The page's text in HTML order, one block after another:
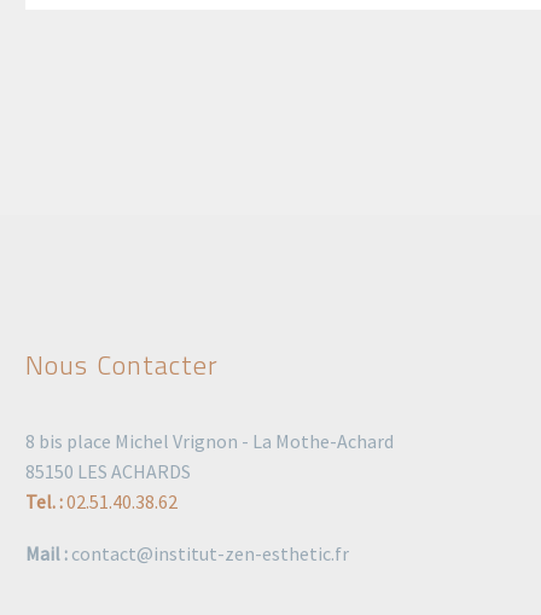
Nous Contacter
8 bis place Michel Vrignon - La Mothe-Achard
85150 LES ACHARDS
Tel. :02.51.40.38.62
Mail : contact@institut-zen-esthetic.fr